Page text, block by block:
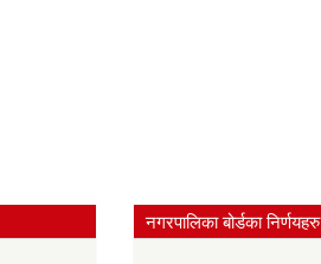
नगरपालिका बोर्डका निर्णयहरु